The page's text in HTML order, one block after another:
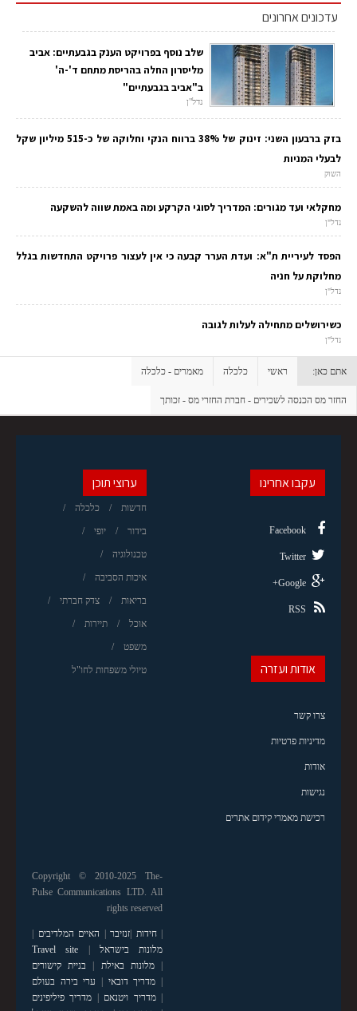
עדכונים אחרונים
שלב נוסף בפרויקט הענק בגבעתיים: אביב
מליסרון החלה בהריסת מתחם ד'-ה'
ב"אביב בגבעתיים"
נדל"ן
בזק ברבעון השני: זינוק של 38% ברווח הנקי וחלוקה של כ-515 מיליון שקל
לבעלי המניות
השוק
מחקלאי ועד מגורים: המדריך לסוגי הקרקע ומה באמת שווה להשקעה
נדל"ן
הפסד לעיריית ת"א: ועדת הערר קבעה כי אין לעצור פרויקט התחדשות בגלל
מחלוקת על חניה
נדל"ן
כשירושלים מתחילה לעלות לגובה
נדל"ן
אתם כאן: ראשי כלכלה מאמרים - כלכלה
החזר מס הכנסה לשכירים - חברת החזרי מס - זכותך
ערוצי תוכן
חדשות כלכלה
בידור יופי
טכנולוגיה
איכות הסביבה
בריאות צדק חברתי
אוכל תיירות
משפט
טיולי משפחות לחו"ל
עקבו אחרינו
Facebook
Twitter
Google+
RSS
אודות ועזרה
צרו קשר
מדיניות פרטיות
אודות
נגישות
רכישת מאמרי קידום אתרים
Copyright © 2010-2025 The-
Pulse Communications LTD. All
rights reserved
|חידות |זנזיבר | האיים המלדיבים |
מלונות בישראל |
Travel site
|מלונות באילת | בניית קישורים
| מדריך דובאי | ערי בירה בעולם
|מדריך ויטנאם | מדריך פיליפינים